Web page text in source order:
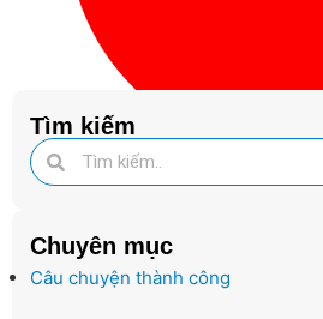
thị trường B2B
Tìm kiếm
Chuyên mục
Câu chuyện thành công